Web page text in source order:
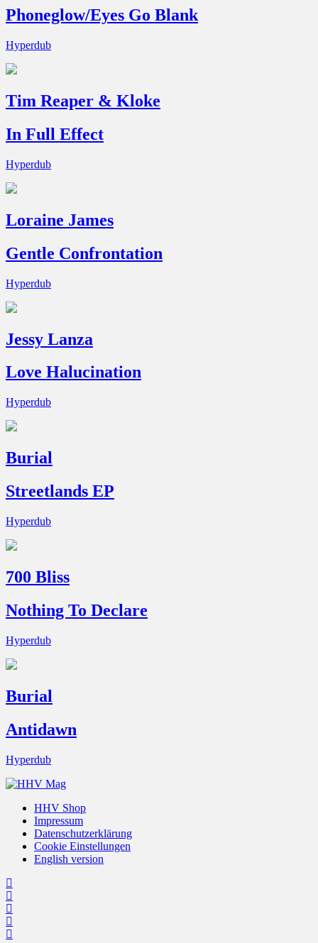
Phoneglow/Eyes Go Blank
Hyperdub
Tim Reaper & Kloke
In Full Effect
Hyperdub
Loraine James
Gentle Confrontation
Hyperdub
Jessy Lanza
Love Halucination
Hyperdub
Burial
Streetlands EP
Hyperdub
700 Bliss
Nothing To Declare
Hyperdub
Burial
Antidawn
Hyperdub
HHV Shop
Impressum
Datenschutzerklärung
Cookie Einstellungen
English version